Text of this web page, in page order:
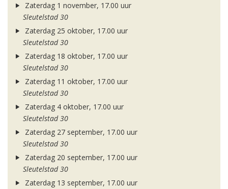
Zaterdag 1 november, 17.00 uur
Sleutelstad 30
Zaterdag 25 oktober, 17.00 uur
Sleutelstad 30
Zaterdag 18 oktober, 17.00 uur
Sleutelstad 30
Zaterdag 11 oktober, 17.00 uur
Sleutelstad 30
Zaterdag 4 oktober, 17.00 uur
Sleutelstad 30
Zaterdag 27 september, 17.00 uur
Sleutelstad 30
Zaterdag 20 september, 17.00 uur
Sleutelstad 30
Zaterdag 13 september, 17.00 uur